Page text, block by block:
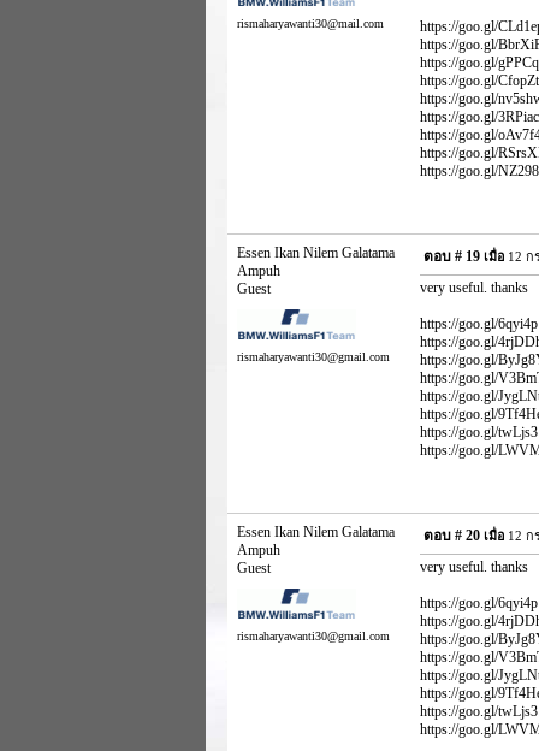
rismaharyawanti30@mail.com
https://goo.gl/
https://goo.gl/
https://goo.gl/
https://goo.gl/
https://goo.gl/
https://goo.gl/
https://goo.gl/
https://goo.gl/
https://goo.gl/
Essen Ikan Nilem Galatama
Ampuh
Guest
rismaharyawanti30@gmail.com
ตอบ # 19 เมื่อ 12 ก
very useful. thanks
https://goo.gl/
https://goo.gl/
https://goo.gl/
https://goo.gl/
https://goo.gl/
https://goo.gl/
https://goo.gl/
https://goo.gl/
Essen Ikan Nilem Galatama
Ampuh
Guest
rismaharyawanti30@gmail.com
ตอบ # 20 เมื่อ 12 ก
very useful. thanks
https://goo.gl/
https://goo.gl/
https://goo.gl/
https://goo.gl/
https://goo.gl/
https://goo.gl/
https://goo.gl/
https://goo.gl/